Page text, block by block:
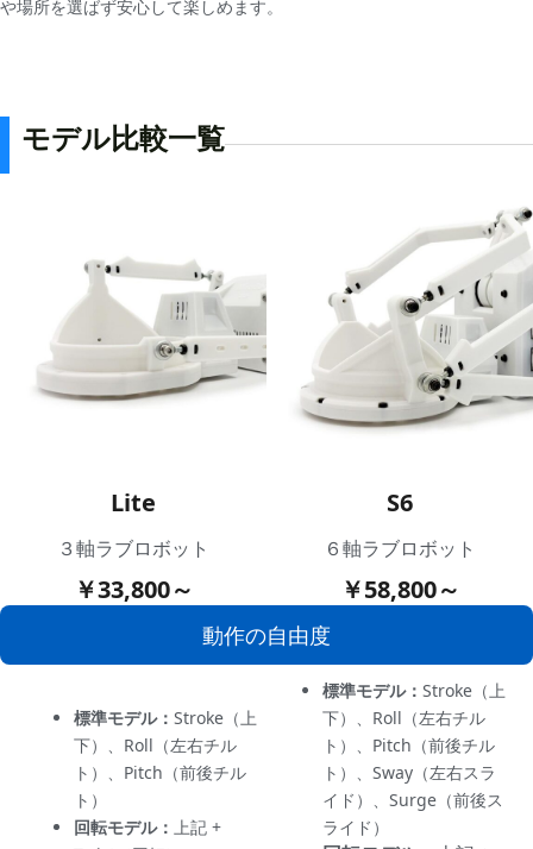
や場所を選ばず安心して楽しめます。
モデル比較一覧
Lite
３軸ラブロボット
S6
６軸ラブロボット
￥33,800～ ￥58,800～
動作の自由度
標準モデル： Stroke（上
下）、Roll（左右チル
ト） 、Pitch（前後チル
ト）
回転モデル： 上記 +
標準モデル： Stroke（上
下）、Roll（左右チル
ト） 、Pitch（前後チル
ト）、Sway（左右スラ
イド）、Surge（前後ス
ライド）